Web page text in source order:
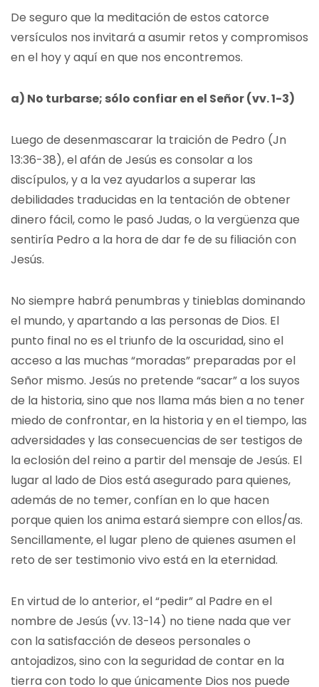
De seguro que la meditación de estos catorce
versículos nos invitará a asumir retos y compromisos
en el hoy y aquí en que nos encontremos.
a) No turbarse; sólo confiar en el Señor (vv. 1-3)
Luego de desenmascarar la traición de Pedro (Jn
13:36-38), el afán de Jesús es consolar a los
discípulos, y a la vez ayudarlos a superar las
debilidades traducidas en la tentación de obtener
dinero fácil, como le pasó Judas, o la vergüenza que
sentiría Pedro a la hora de dar fe de su filiación con
Jesús.
No siempre habrá penumbras y tinieblas dominando
el mundo, y apartando a las personas de Dios. El
punto final no es el triunfo de la oscuridad, sino el
acceso a las muchas “moradas” preparadas por el
Señor mismo. Jesús no pretende “sacar” a los suyos
de la historia, sino que nos llama más bien a no tener
miedo de confrontar, en la historia y en el tiempo, las
adversidades y las consecuencias de ser testigos de
la eclosión del reino a partir del mensaje de Jesús. El
lugar al lado de Dios está asegurado para quienes,
además de no temer, confían en lo que hacen
porque quien los anima estará siempre con ellos/as.
Sencillamente, el lugar pleno de quienes asumen el
reto de ser testimonio vivo está en la eternidad.
En virtud de lo anterior, el “pedir” al Padre en el
nombre de Jesús (vv. 13-14) no tiene nada que ver
con la satisfacción de deseos personales o
antojadizos, sino con la seguridad de contar en la
tierra con todo lo que únicamente Dios nos puede